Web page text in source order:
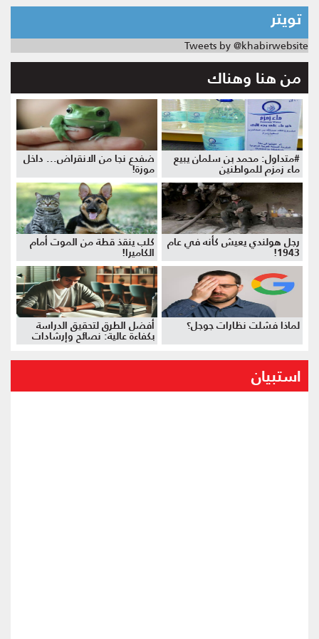
تويتر
Tweets by @khabirwebsite
من هنا وهناك
#متداول: محمد بن سلمان يبيع
ماء زمزم للمواطنين
ضفدع نجا من الانقراض... داخل
موزة!
رجل هولندي يعيش كأنه في عام
1943!
كلب ينقذ قطة من الموت أمام
الكاميرا!
لماذا فشلت نظارات جوجل؟ أفضل الطرق لتحقيق الدراسة
بكفاءة عالية: نصائح وإرشادات
استبيان